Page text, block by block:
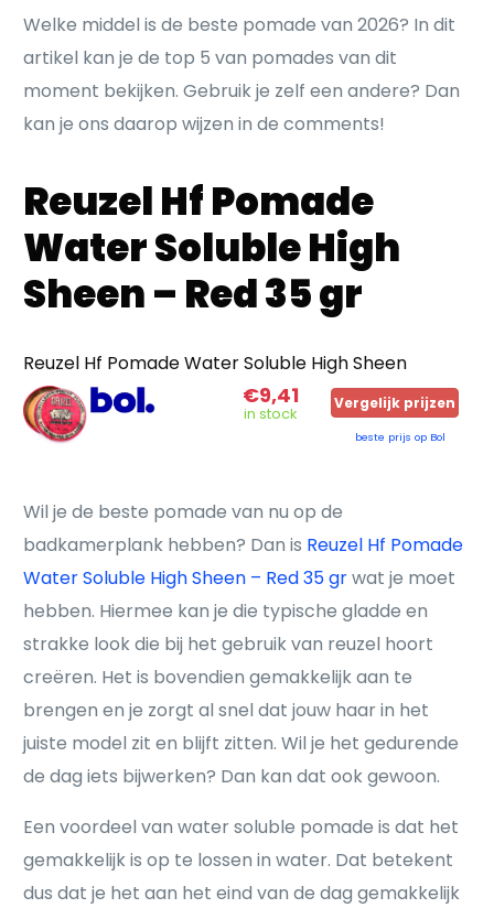
Welke middel is de beste pomade van 2026? In dit
artikel kan je de top 5 van pomades van dit
moment bekijken. Gebruik je zelf een andere? Dan
kan je ons daarop wijzen in de comments!
Reuzel Hf Pomade
Water Soluble High
Sheen – Red 35 gr
Reuzel Hf Pomade Water Soluble High Sheen
€9,41
in stock
Vergelijk prijzen
beste prijs op Bol
Wil je de beste pomade van nu op de
badkamerplank hebben? Dan is Reuzel Hf Pomade
Water Soluble High Sheen – Red 35 grwat je moet
hebben. Hiermee kan je die typische gladde en
strakke look die bij het gebruik van reuzel hoort
creëren. Het is bovendien gemakkelijk aan te
brengen en je zorgt al snel dat jouw haar in het
juiste model zit en blijft zitten. Wil je het gedurende
de dag iets bijwerken? Dan kan dat ook gewoon.
Een voordeel van water soluble pomade is dat het
gemakkelijk is op te lossen in water. Dat betekent
dus dat je het aan het eind van de dag gemakkelijk